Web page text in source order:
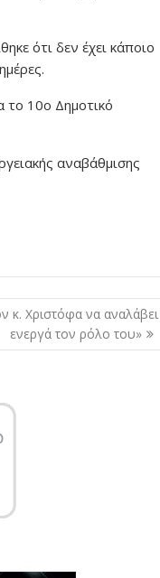
ότι δεν έχει κάποιο
το 10ο Δημοτικό
αναβάθμισης
Χριστόφα να αναλάβει
ενεργά τον ρόλο του»